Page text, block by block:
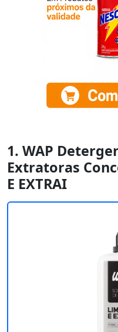
1. WAP
Extratoras
E EXTRAI